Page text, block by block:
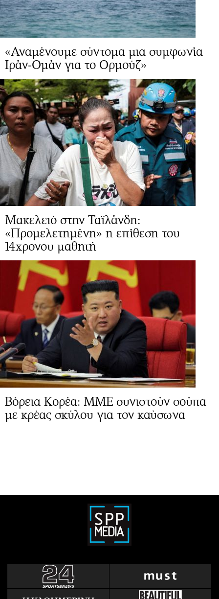
«Αναμένουμε σύντομα μια συμφωνία
Ιράν-Ομάν για το Ορμούζ»
Μακελειό στην Ταϊλάνδη:
«Προμελετημένη» η επίθεση του
14χρονου μαθητή
Βόρεια Κορέα: ΜΜΕ συνιστούν σούπα
με κρέας σκύλου για τον καύσωνα